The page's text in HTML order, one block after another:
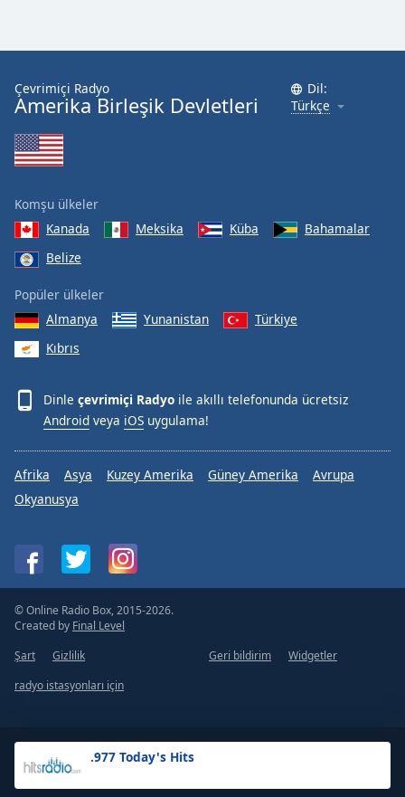
.977 Today's Hits
Çevrimiçi Radyo
Amerika Birleşik Devletleri
Dil:
Türkçe
Komşu ülkeler
Kanada
Meksika Küba
Bahamalar
Belize
Popüler ülkeler
Almanya
Yunanistan
Türkiye
Kıbrıs
Dinle çevrimiçi Radyo ile akıllı telefonunda ücretsiz
Android veya iOS uygulama!
Afrika Asya Kuzey Amerika Güney Amerika
Avrupa
Okyanusya
© Online Radio Box, 2015-2026.
Created by Final Level
Şart
Gizlilik Geri bildirim
Widgetler
radyo istasyonları için